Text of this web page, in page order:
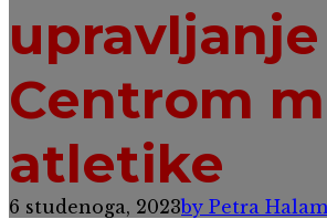
upravljanje
Centrom
atletike
6 studenoga, 2023by Petra